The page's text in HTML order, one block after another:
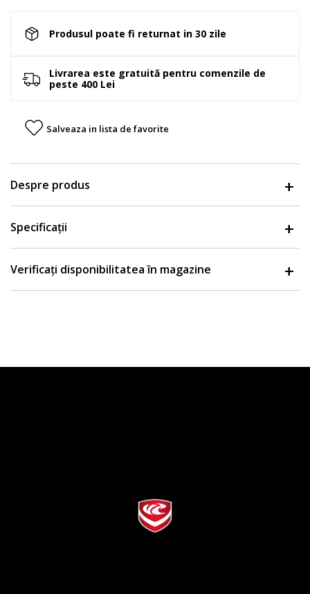
Produsul poate fi returnat in 30 zile
Livrarea este gratuită pentru comenzile de
peste 400 Lei
Salveaza in lista de favorite
Despre produs
Specificații
Verificați disponibilitatea în magazine